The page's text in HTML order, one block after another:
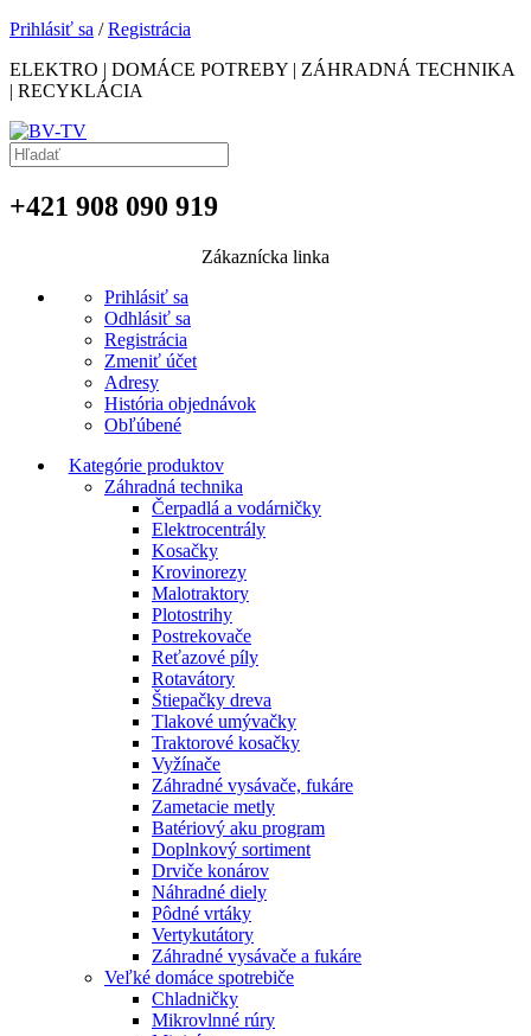
Prihlásiť sa /Registrácia
ELEKTRO | DOMÁCE POTREBY | ZÁHRADNÁ TECHNIKA
| RECYKLÁCIA
+421 908 090 919
Zákaznícka linka
Prihlásiť sa
Odhlásiť sa
Registrácia
Zmeniť účet
Adresy
História objednávok
Obľúbené
Kategórie produktov
Záhradná technika
Čerpadlá a vodárničky
Elektrocentrály
Kosačky
Krovinorezy
Malotraktory
Plotostrihy
Postrekovače
Reťazové píly
Rotavátory
Štiepačky dreva
Tlakové umývačky
Traktorové kosačky
Vyžínače
Záhradné vysávače, fukáre
Zametacie metly
Batériový aku program
Doplnkový sortiment
Drviče konárov
Náhradné diely
Pôdné vrtáky
Vertykutátory
Záhradné vysávače a fukáre
Veľké domáce spotrebiče
Chladničky
Mikrovlnné rúry